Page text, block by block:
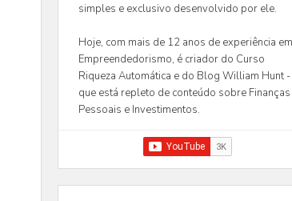
simples e exclusivo desenvolvido por ele.
Hoje, com mais de 12 anos de experiência em
Empreendedorismo, é criador do Curso
Riqueza Automática e do Blog William Hunt -
que está repleto de conteúdo sobre Finanças
Pessoais e Investimentos.